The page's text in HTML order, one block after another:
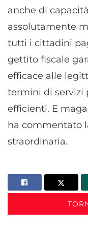
anche di
assolutamente
tutti i cittadini
gettito fiscale
efficace alle
termini di servizi
efficienti. E
ha commentato
straordinaria.